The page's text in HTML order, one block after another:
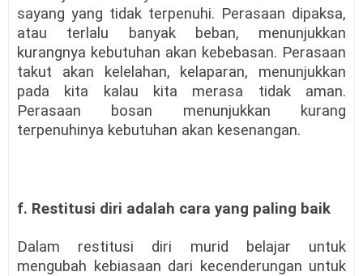
sayang yang tidak terpenuhi. Perasaan dipaksa,
atau terlalu banyak beban, menunjukkan
kurangnya kebutuhan akan kebebasan. Perasaan
takut akan kelelahan, kelaparan, menunjukkan
pada kita kalau kita merasa tidak aman.
Perasaan bosan menunjukkan kurang
terpenuhinya kebutuhan akan kesenangan.
f. Restitusi diri adalah cara yang paling baik
Dalam restitusi diri murid belajar untuk
mengubah kebiasaan dari kecenderungan untuk